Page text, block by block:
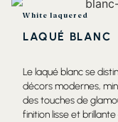
White laquered
LAQUÉ BLANC
Le laqué blanc se
décors modernes,
des touches de
finition lisse et